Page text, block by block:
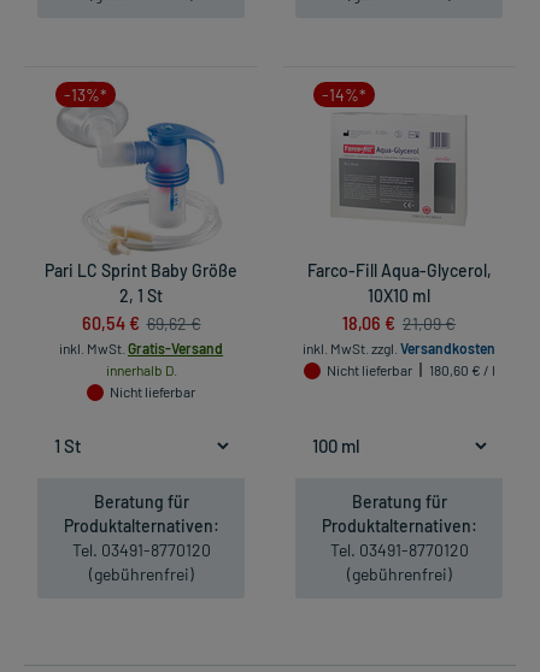
-13%*
Pari LC Sprint Baby Größe
2, 1 St
60,54 € 69,62 €
inkl. MwSt. Gratis-Versand
innerhalb D.
Nicht lieferbar
Beratung für
Produktalternativen:
Tel. 03491-8770120
(gebührenfrei)
-14%*
Farco-Fill Aqua-Glycerol,
10X10 ml
18,06 € 21,09 €
inkl. MwSt. zzgl. Versandkosten
Nicht lieferbar
180,60 € / l
Beratung für
Produktalternativen:
Tel. 03491-8770120
(gebührenfrei)